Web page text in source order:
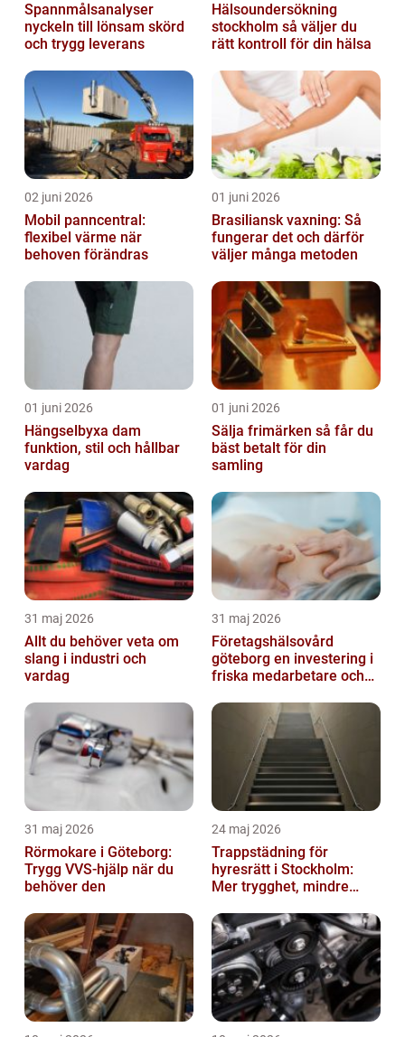
Spannmålsanalyser
nyckeln till lönsam skörd
och trygg leverans
Hälsoundersökning
stockholm så väljer du
rätt kontroll för din hälsa
02 juni 2026
Mobil panncentral:
flexibel värme när
behoven förändras
01 juni 2026
Brasiliansk vaxning: Så
fungerar det och därför
väljer många metoden
01 juni 2026
Hängselbyxa dam
funktion, stil och hållbar
vardag
01 juni 2026
Sälja frimärken så får du
bäst betalt för din
samling
31 maj 2026
Allt du behöver veta om
slang i industri och
vardag
31 maj 2026
Företagshälsovård
göteborg en investering i
friska medarbetare och
31 maj 2026
Rörmokare i Göteborg:
Trygg VVS-hjälp när du
behöver den
24 maj 2026
Trappstädning för
hyresrätt i Stockholm:
Mer trygghet, mindre